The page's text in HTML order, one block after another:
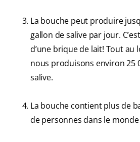
La bouche peut produire
gallon de salive par jour.
d’une brique de lait! Tout au
nous produisons environ 25
salive.
La bouche contient plus de
de personnes dans le